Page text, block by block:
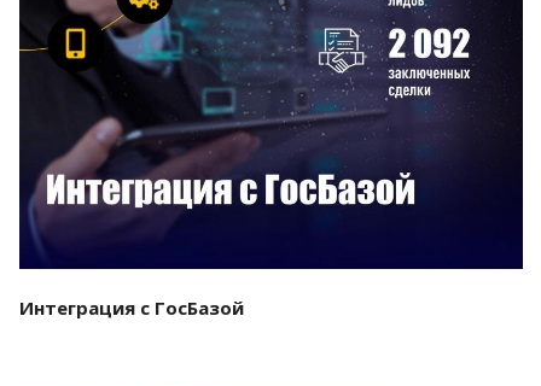
Смотреть проект
Интеграция с ГосБазой